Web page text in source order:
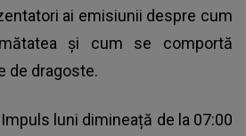
ai emisiunii despre cum
și cum se comportă
de dragoste.
luni dimineață de la 07:00